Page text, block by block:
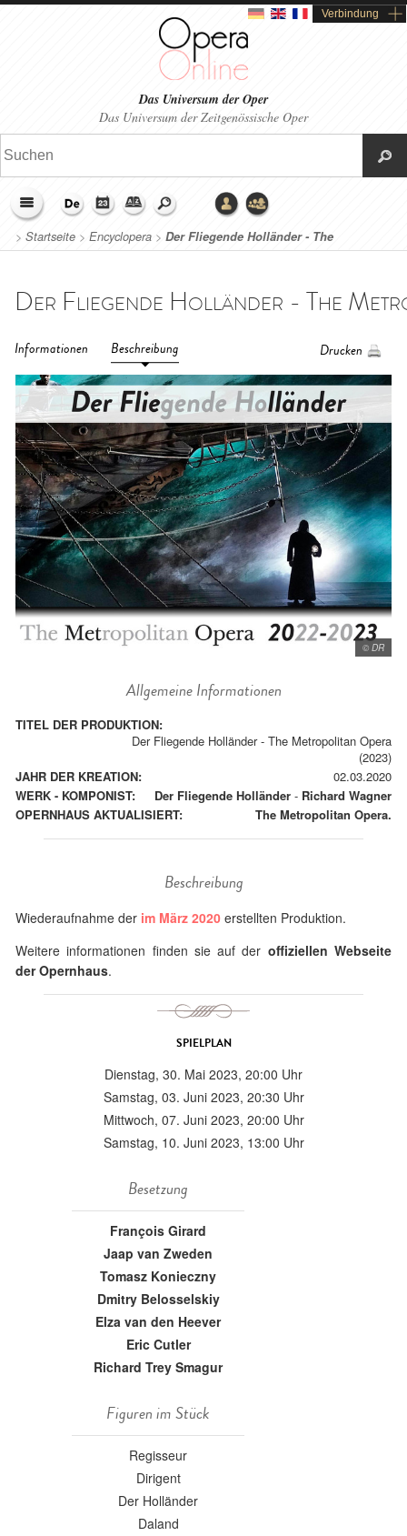
Verbindung
Das Universum der Oper
Das Universum der Zeitgenössische Oper
> Startseite > Encyclopera > Der Fliegende Holländer - The
Metropolitan Opera (2023)
Informationen Beschreibung Drucken
© DR
Allgemeine Informationen
TITEL DER PRODUKTION:
Der Fliegende Holländer - The Metropolitan Opera
(2023)
JAHR DER KREATION:
02.03.2020
WERK - KOMPONIST:
Der Fliegende Holländer - Richard Wagner
OPERNHAUS AKTUALISIERT:
The Metropolitan Opera.
Beschreibung
Wiederaufnahme der im März 2020 erstellten Produktion.
Weitere informationen finden sie auf der offiziellen Webseite
der Opernhaus.
SPIELPLAN
Dienstag, 30. Mai 2023, 20:00 Uhr
Samstag, 03. Juni 2023, 20:30 Uhr
Mittwoch, 07. Juni 2023, 20:00 Uhr
Samstag, 10. Juni 2023, 13:00 Uhr
Besetzung
François Girard
Jaap van Zweden
Tomasz Konieczny
Dmitry Belosselskiy
Elza van den Heever
Eric Cutler
Richard Trey Smagur
Figuren im Stück
Regisseur
Dirigent
Der Holländer
Daland